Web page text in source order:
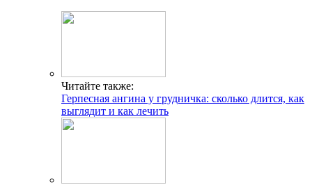
Читайте также:
Герпесная ангина у грудничка: сколько длится, как
выглядит и как лечить